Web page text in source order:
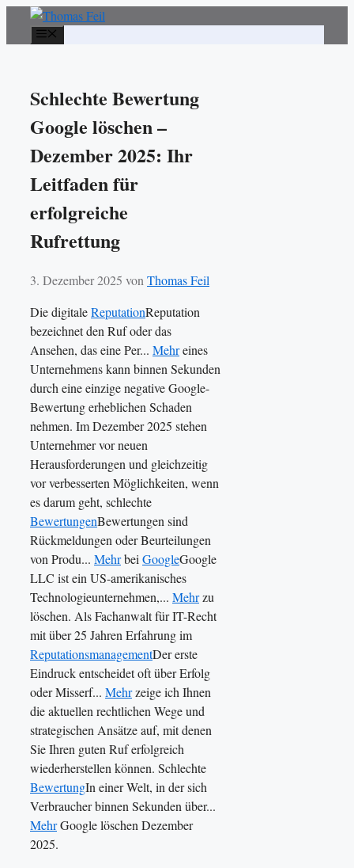
Schlechte Bewertung
Google löschen –
Dezember 2025: Ihr
Leitfaden für
erfolgreiche
Rufrettung
3. Dezember 2025 von Thomas Feil
Die digitaleReputationReputation
bezeichnet den Ruf oder das
Ansehen, das eine Per... Mehreines
Unternehmens kann binnen Sekunden
durch eine einzige negative Google-
Bewertung erheblichen Schaden
nehmen. Im Dezember 2025 stehen
Unternehmer vor neuen
Herausforderungen und gleichzeitig
vor verbesserten Möglichkeiten, wenn
es darum geht, schlechte
BewertungenBewertungen sind
Rückmeldungen oder Beurteilungen
von Produ... Mehrbei GoogleGoogle
LLC ist ein US-amerikanisches
Technologieunternehmen,... Mehrzu
löschen. Als Fachanwalt für IT-Recht
mit über 25 Jahren Erfahrung im
ReputationsmanagementDer erste
Eindruck entscheidet oft über Erfolg
oder Misserf... Mehrzeige ich Ihnen
die aktuellen rechtlichen Wege und
strategischen Ansätze auf, mit denen
Sie Ihren guten Ruf erfolgreich
wiederherstellen können. Schlechte
BewertungIn einer Welt, in der sich
Verbraucher binnen Sekunden über...
MehrGoogle löschen Dezember
2025.